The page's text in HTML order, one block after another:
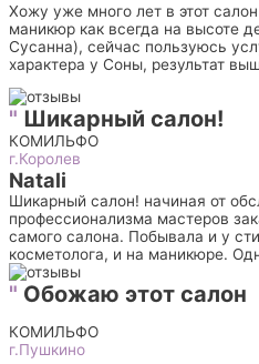
Хожу уже много лет в этот
маникюр как всегда на высоте
Сусанна), сейчас пользуюсь
характера у Соны, результат
" Шикарный салон!
КОМИЛЬФО
г.Королев
Natali
Шикарный салон! начиная от
профессионализма мастеров
самого салона. Побывала и у
косметолога, и на маникюре.
" Обожаю этот салон
КОМИЛЬФО
г.Пушкино